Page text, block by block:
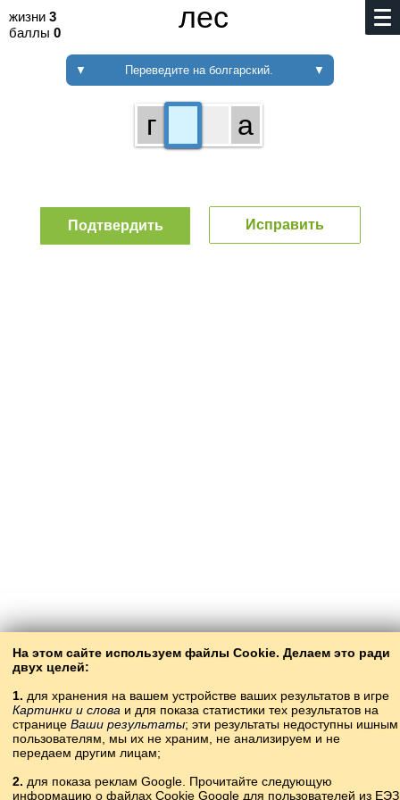
жизни 3
баллы 0 лес
▼ Переведите на болгарский. ▼
На этом сайте используем файлы Cookie. Делаем это ради
двух целей:
1. для хранения на вашем устройстве ваших результатов в игре
Картинки и слова и для показа статистики тех результатов на
странице Ваши результаты; эти результаты недоступны ишным
пользователям, мы их не храним, не анализируем и не
передаем другим лицам;
2. для показа реклам Google. Прочитайте следующую
информацию о файлах Cookie Google для пользователей из ЕЭЗ